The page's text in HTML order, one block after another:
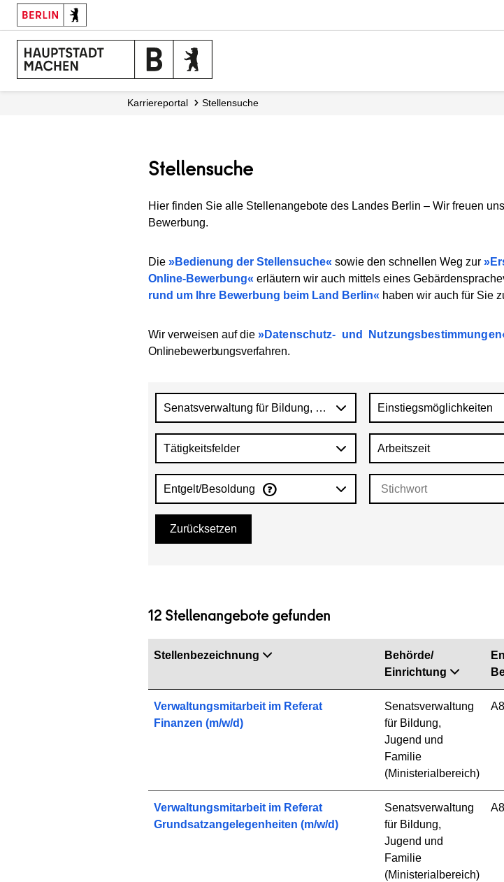
Karriereportal Stellensuche
Stellensuche
Hier finden Sie alle Stellenangebote des Landes Berlin – Wir freuen
Bewerbung.
Die Bedienung der Stellensuche sowie den schnellen Weg zur
Online-Bewerbung
erläutern wir auch mittels eines
rund um Ihre Bewerbung beim Land Berlin
haben wir auch für Sie
Wir verweisen auf die Datenschutz- und Nutzungsbestimmungen
Onlinebewerbungsverfahren.
Senatsverwaltung für Bildung, Jugend und FamilieEinstiegsmöglichkeiten
Tätigkeitsfelder Arbeitszeit
Entgelt/Besoldung
Zurücksetzen
12 Stellenangebote gefunden
Stellenbezeichnung
Behörde/
Einrichtung
Verwaltungsmitarbeit im Referat
Finanzen (m/w/d)
Senatsverwaltung
für Bildung,
Jugend und
Familie
(Ministerialbereich)
Verwaltungsmitarbeit im Referat
Grundsatzangelegenheiten (m/w/d)
Senatsverwaltung
für Bildung,
Jugend und
Familie
(Ministerialbereich)